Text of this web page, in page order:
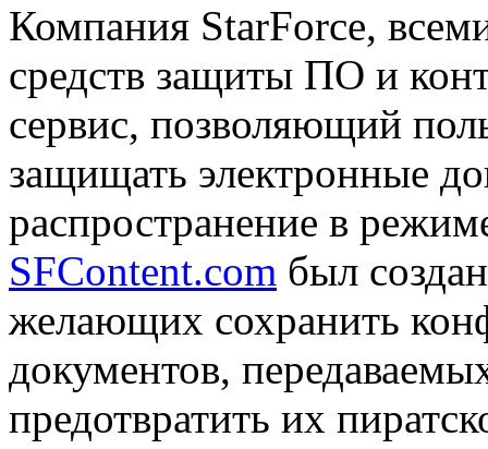
Компания StarForce,
средств защиты ПО и
сервис, позволяющий
защищать электронные
распространение в
SFContent.com был
желающих сохранить
документов,
предотвратить их